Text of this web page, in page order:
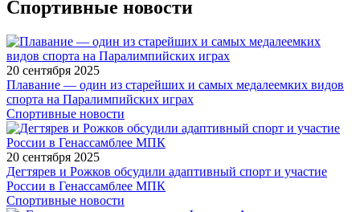
Спортивные новости
20 сентября 2025
Плавание — один из старейших и самых медалеемких видов
спорта на Паралимпийских играх
Спортивные новости
20 сентября 2025
Дегтярев и Рожков обсудили адаптивный спорт и участие
России в Генассамблее МПК
Спортивные новости